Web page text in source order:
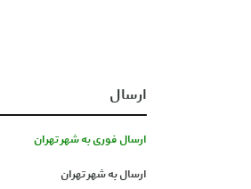
ارسال
ارسال فوری به شهر تهران
ارسال به شهر تهران